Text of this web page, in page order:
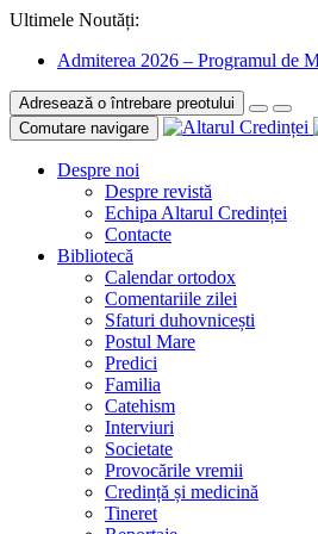
Ultimele Noutăți:
Admiterea 2026 – Programul de
Adresează o întrebare preotului
Comutare navigare
Despre noi
Despre revistă
Echipa Altarul Credinței
Contacte
Bibliotecă
Calendar ortodox
Comentariile zilei
Sfaturi duhovnicești
Postul Mare
Predici
Familia
Catehism
Interviuri
Societate
Provocările vremii
Credință și medicină
Tineret